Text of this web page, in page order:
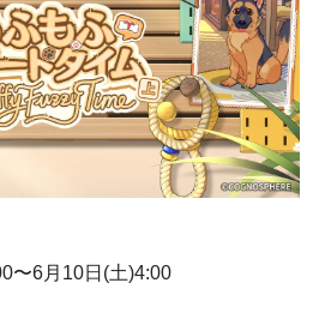
〜6月10日(土)4:00